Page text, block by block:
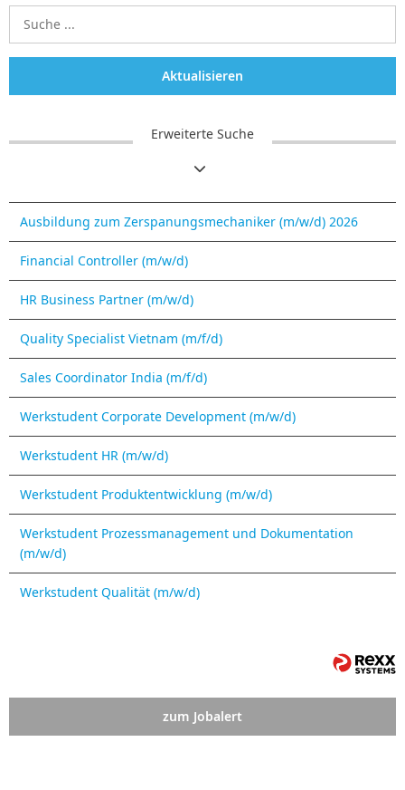
Aktualisieren
Erweiterte Suche
Ausbildung zum Zerspanungsmechaniker (m/w/d) 2026
Financial Controller (m/w/d)
HR Business Partner (m/w/d)
Quality Specialist Vietnam (m/f/d)
Sales Coordinator India (m/f/d)
Werkstudent Corporate Development (m/w/d)
Werkstudent HR (m/w/d)
Werkstudent Produktentwicklung (m/w/d)
Werkstudent Prozessmanagement und Dokumentation
(m/w/d)
Werkstudent Qualität (m/w/d)
zum Jobalert